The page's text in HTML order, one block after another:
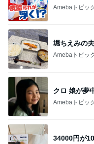
Amebaトピッ
堀ちえみの
Amebaトピッ
クロ 娘が夢
Amebaトピッ
34000円が